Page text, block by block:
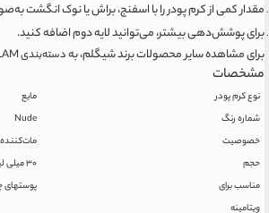
مقدار کمی از کرم پودر را با اسفنج، براش یا نوک انگشت
برای پوشش‌دهی بیشتر، می‌توانید لایه دوم اضافه کنید.
برای مشاهده سایر محصولات برند شیگلم، بهدسته‌بندی SHEGLAM در فروشگاه لیدی لرد
مشخصات
نوع کرم پودر
مایع
شماره رنگ
Nude
خصوصیت
حجم
۳۰ میلی لیتر
مناسب برای
پوستهای
ویتامینه